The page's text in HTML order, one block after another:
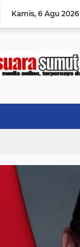
Kamis 6 Agu 2026